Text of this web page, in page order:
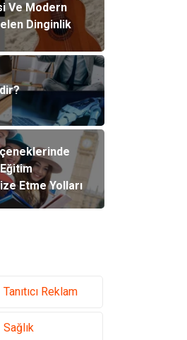
Ve Modern
Dinginlik
Etme Yolları
Tanıtıcı Reklam
Sağlık